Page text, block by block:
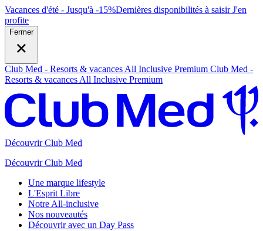
Vacances d'été - Jusqu'à -15%Dernières disponibilités à saisirJ'en
profite
Fermer
Club Med - Resorts & vacances All Inclusive Premium Club Med -
Resorts & vacances All Inclusive Premium
Découvrir Club Med
Découvrir Club Med
Une marque lifestyle
L'Esprit Libre
Notre All-inclusive
Nos nouveautés
Découvrir avec un Day Pass